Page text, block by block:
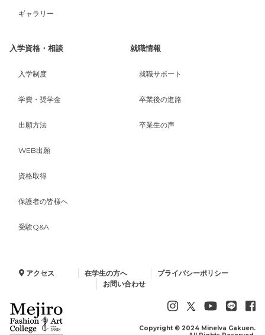
ギャラリー
入学資格・相談
入学制度
学費・奨学金
出願方法
WEB出願
資格取得
保護者の皆様へ
受験Q&A
就職情報
就職サポート
卒業後の進路
卒業生の声
アクセス 在学生の方へ
プライバシーポリシー
お問い合わせ
Copyright © 2024 Minelva Gakuen.